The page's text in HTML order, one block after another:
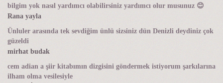
bilgim yok nasıl yardımcı olabilirsiniz yardımcı olur musunuz 😊
Rana yayla
Ünluler arasında tek sevdiğim ünlü sizsiniz dün Denizli deydiniz çok
güzeldi
mirhat budak
cem adian a şiir kitabımın dizgisini göndermek istiyorum şarkılarına
ilham olma vesilesiyle